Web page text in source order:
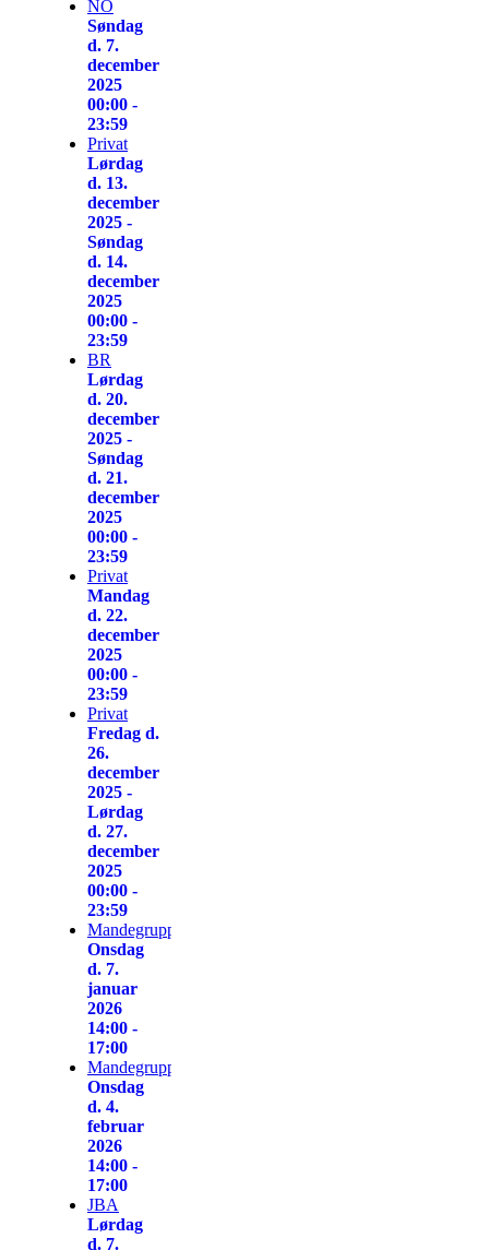
NO
Søndag
d. 7.
december
2025
00:00 -
23:59
Privat
Lørdag
d. 13.
december
2025 -
Søndag
d. 14.
december
2025
00:00 -
23:59
BR
Lørdag
d. 20.
december
2025 -
Søndag
d. 21.
december
2025
00:00 -
23:59
Privat
Mandag
d. 22.
december
2025
00:00 -
23:59
Privat
Fredag d.
26.
december
2025 -
Lørdag
d. 27.
december
2025
00:00 -
23:59
Mandegruppen
Onsdag
d. 7.
januar
2026
14:00 -
17:00
Mandegruppen
Onsdag
d. 4.
februar
2026
14:00 -
17:00
JBA
Lørdag
d. 7.